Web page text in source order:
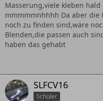
Masserung,viele kleben
mmmmmnhhhh Da aber die
noch zu finden sind,wäre
Blenden,die passen auch
haben das gehabt
SLFCV16
Schüler